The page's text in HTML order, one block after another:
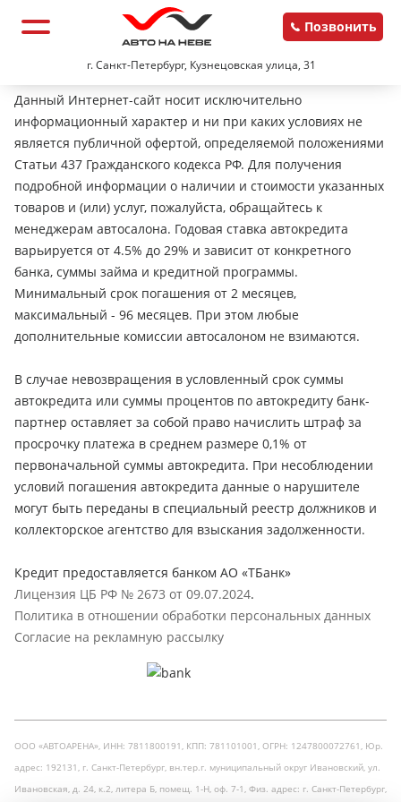
г. Санкт-Петербург, Кузнецовская улица, 31
Позвонить
Данный Интернет-сайт носит исключительно
информационный характер и ни при каких условиях не
является публичной офертой, определяемой положениями
Статьи 437 Гражданского кодекса РФ. Для получения
подробной информации о наличии и стоимости указанных
товаров и (или) услуг, пожалуйста, обращайтесь к
менеджерам автосалона. Годовая ставка автокредита
варьируется от 4.5% до 29% и зависит от конкретного
банка, суммы займа и кредитной программы.
Минимальный срок погашения от 2 месяцев,
максимальный - 96 месяцев. При этом любые
дополнительные комиссии автосалоном не взимаются.
В случае невозвращения в условленный срок суммы
автокредита или суммы процентов по автокредиту банк-
партнер оставляет за собой право начислить штраф за
просрочку платежа в среднем размере 0,1% от
первоначальной суммы автокредита. При несоблюдении
условий погашения автокредита данные о нарушителе
могут быть переданы в специальный реестр должников и
коллекторское агентство для взыскания задолженности.
Кредит предоставляется банком АО «ТБанк»
Лицензия ЦБ РФ № 2673 от 09.07.2024.
Политика в отношении обработки персональных данных
Согласие на рекламную рассылку
ООО «АВТОАРЕНА», ИНН: 7811800191, КПП: 781101001, ОГРН: 1247800072761, Юр.
адрес: 192131, г. Санкт-Петербург, вн.тер.г. муниципальный округ Ивановский, ул.
Ивановская, д. 24, к.2, литера Б, помещ. 1-Н, оф. 7-1, Физ. адрес: г. Санкт-Петербург,